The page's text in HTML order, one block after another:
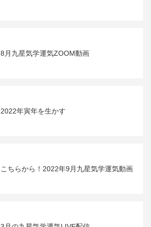
8月九星気学運気ZOOM動画
2022年寅年を生かす
こちらから！2022年9月九星気学運気動画